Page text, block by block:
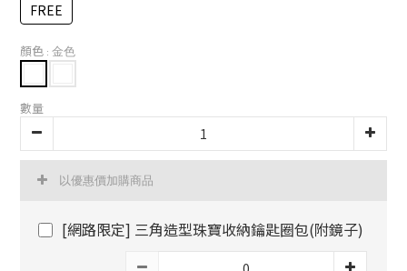
FREE
顏色 : 金色
數量
以優惠價加購商品
[網路限定] 三角造型珠寶收納鑰匙圈包(附鏡子)